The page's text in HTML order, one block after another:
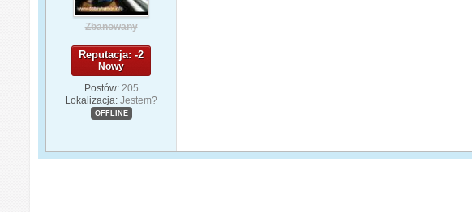
Zbanowany
Reputacja: -2
Nowy
Postów: 205
Lokalizacja: Jestem?
OFFLINE